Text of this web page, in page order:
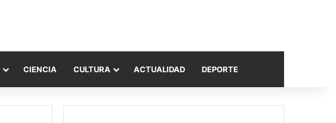
CIENCIA CULTURA ACTUALIDAD DEPORTE